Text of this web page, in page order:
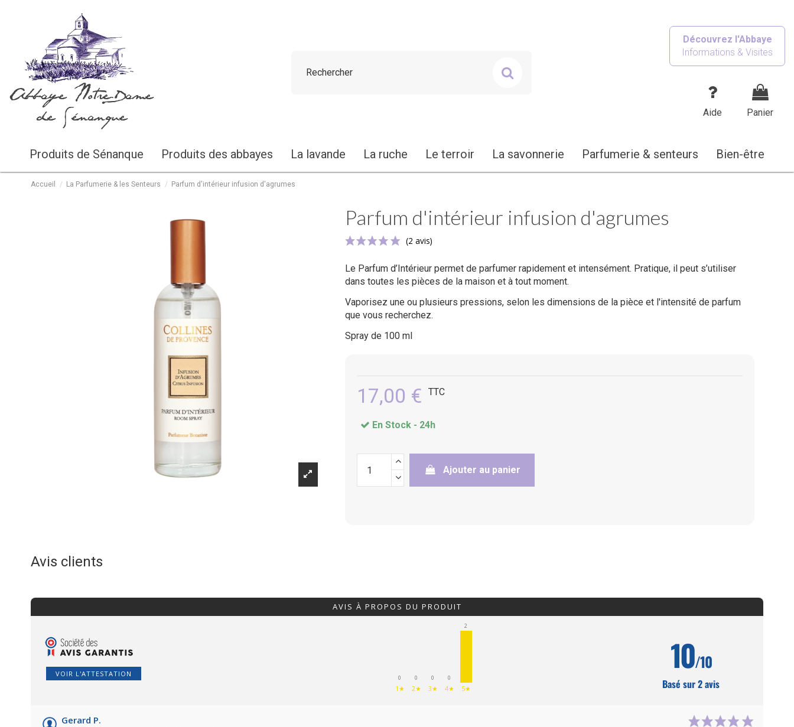
Abbaye Notre-Dame
de Sénanque
Découvrez l'Abbaye
Informations & Visites
Aide Panier
Produits de Sénanque Produits des abbayes La lavande La ruche Le terroir La savonnerie Parfumerie & senteurs Bien-être
Accueil La Parfumerie & les Senteurs Parfum d'intérieur infusion d'agrumes
Parfum d'intérieur infusion d'agrumes
(2 avis)
Le Parfum d’Intérieur permet de parfumer rapidement et intensément. Pratique, il peut s’utiliser
dans toutes les pièces de la maison et à tout moment.
Vaporisez une ou plusieurs pressions, selon les dimensions de la pièce et l'intensité de parfum
que vous recherchez.
Spray de 100 ml
17,00 € TTC
En Stock - 24h
Ajouter au panier
Avis clients
AVIS À PROPOS DU PRODUIT
VOIR L'ATTESTATION 0
1★
0
2★
0
3★
0
4★
2
5★
10/10
Basé sur 2 avis
Gerard P.